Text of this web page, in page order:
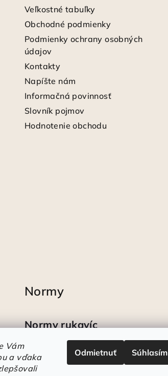
Vám
a vďaka
Odmietnuť Súhlasím
Veľkostné tabuľky
Obchodné podmienky
Podmienky ochrany osobných
údajov
Kontakty
Napíšte nám
Informačná povinnosť
Slovník pojmov
Hodnotenie obchodu
Normy
Normy rukavíc
Ako sa vyznať v
označeniach obuvi